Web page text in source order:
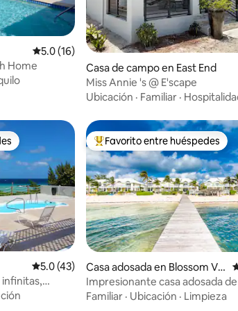
Calificación promedio: 5.0 de 5; 16
5.0 (16)
Home
Casa de campo en East End
Miss Annie 's @ E'scape
Ubicación · Familiar ·
entre huéspedes
Calificación promedio: 5.0 de 5; 43
5.0 (43)
De los mejores en Favorito entre
Favorito entre huéspedes
Casa adosada en Blossom Vill
age
Impresionante casa adosada
dormitorios en la playa Little
Familiar · Ubicación · Limpieza